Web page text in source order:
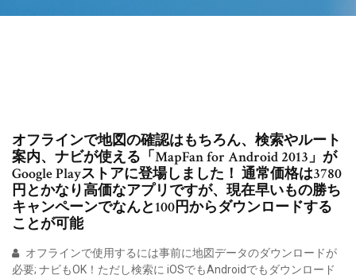
オフラインで地図の確認はもちろん、検索やルート
案内、ナビが使える「MapFan for Android 2013」が
Google Playストアに登場しました！ 通常価格は3780
円とかなり高価なアプリですが、現在早いもの勝ち
キャンペーンでなんと100円からダウンロードする
ことが可能
オフラインで使用するには事前に地図データのダウンロードが
必要; ナビもOK！ただし検索に iOSでもAndroidでもダウンロード